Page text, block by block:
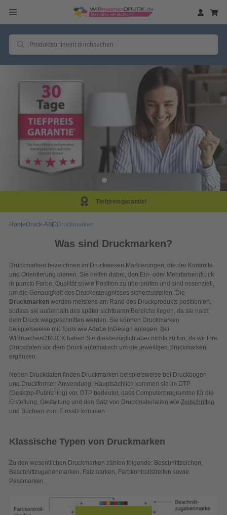
Tiefpreisgarantie!
HomeDruck-ABCDruckmarken
Was sind Druckmarken?
Druckmarken bezeichnen im Druckwesen Markierungen, die der Kontrolle
und Orientierung dienen. Sie helfen dabei, den Ein- oder Mehrfarbendruck
in puncto Farbe, Qualität sowie Position zu überprüfen und sind essenziell,
um die Genauigkeit des Druckerzeugnisses sicherzustellen. Die
Druckmarken werden meistens am Rand des Druckprodukts positioniert,
sodass sie außerhalb des später sichtbaren Bereichs liegen, da sie nach
dem Druck weggeschnitten werden. Sie können Druckmarken
beispielsweise mit Tools wie Adobe InDesign anlegen. Bei
WIRmachenDRUCK haben Sie diesbezüglich aber nichts zu tun, da wir Ihre
Druckdaten vor dem Druck automatisch um die jeweiligen Druckmarken
ergänzen.
Neben Druckdaten finden Druckmarken beispielsweise bei Druckbogen
und Druckformen Anwendung. Hauptsächlich kommen sie im DTP
(Desktop-Publishing) vor. DTP bedeutet, dass Computerprogramme für die
Erstellung, Gestaltung und den Satz von Druckmaterialien wie Zeitschriften
und Büchern zum Einsatz kommen.
Klassische Typen von Druckmarken
Zu den wesentlichen Druckmarken zählen folgende: Beschnittzeichen,
Beschnittzugabenmarken, Falzmarken, Farbkontrollstreifen sowie
Passmarken.